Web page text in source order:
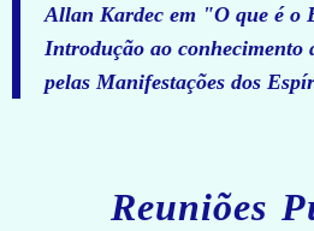
Allan Kardec em "O que é o
Introdução ao conhecimento
pelas Manifestações dos
Reuniões